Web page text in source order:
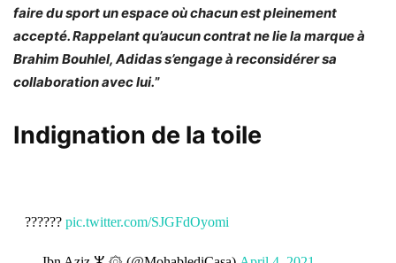
faire du sport un espace où chacun est pleinement
accepté. Rappelant qu’aucun contrat ne lie la marque à
Brahim Bouhlel, Adidas s’engage à reconsidérer sa
collaboration avec lui.”
Indignation de la toile
?????? pic.twitter.com/SJGFdOyomi